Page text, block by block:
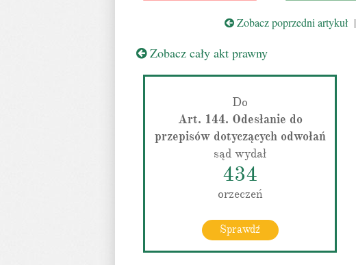
Zobacz poprzedni artykuł|
Zobacz cały akt prawny
Do
Art. 144. Odesłanie do
przepisów dotyczących odwołań
sąd wydał
434
orzeczeń
Sprawdź